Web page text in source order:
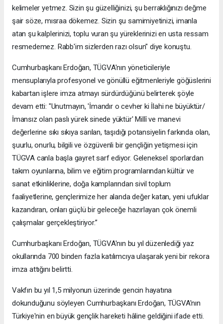
kelimeler yetmez. Sizin şu güzelliğinizi, şu berraklığınızı değme
şair söze, mısraa dökemez. Sizin şu samimiyetinizi, imanla
atan şu kalplerinizi, toplu vuran şu yüreklerinizi en usta ressam
resmedemez. Rabb'im sizlerden razı olsun" diye konuştu.
Cumhurbaşkanı Erdoğan, TÜGVA'nın yöneticileriyle
mensuplarıyla profesyonel ve gönüllü eğitmenleriyle göğüslerini
kabartan işlere imza atmayı sürdürdüğünü belirterek şöyle
devam etti: "Unutmayın, 'İmandır o cevher ki İlahi ne büyüktür/
İmansız olan paslı yürek sinede yüktür' Millî ve manevi
değerlerine sıkı sıkıya sarılan, taşıdığı potansiyelin farkında olan,
şuurlu, onurlu, bilgili ve özgüvenli bir gençliğin yetişmesi için
TÜGVA canla başla gayret sarf ediyor. Geleneksel sporlardan
takım oyunlarına, bilim ve eğitim programlarından kültür ve
sanat etkinliklerine, doğa kamplarından sivil toplum
faaliyetlerine, gençlerimize her alanda değer katan, yeni ufuklar
kazandıran, onları güçlü bir geleceğe hazırlayan çok önemli
çalışmalar gerçekleştiriyor.”
Cumhurbaşkanı Erdoğan, TÜGVA'nın bu yıl düzenlediği yaz
okullarında 700 binden fazla katılımcıya ulaşarak yeni bir rekora
imza attığını belirtti.
Vakfın bu yıl 1,5 milyonun üzerinde gencin hayatına
dokunduğunu söyleyen Cumhurbaşkanı Erdoğan, TÜGVA'nın
Türkiye'nin en büyük gençlik hareketi hâline geldiğini ifade etti.